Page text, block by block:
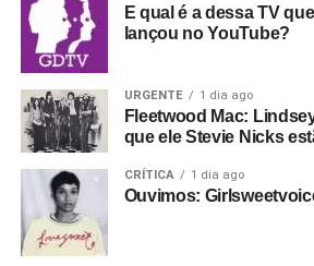
E qual é a dessa TV
lançou no YouTube?
URGENTE 1 dia ago
Fleetwood Mac:
que ele Stevie Nicks
CRÍTICA 1 dia ago
Ouvimos: